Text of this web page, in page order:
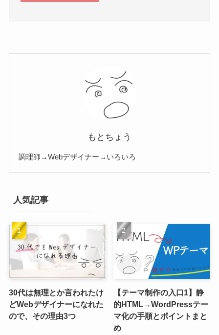
もとちょう
調理師→Webデザイナー→いろいろ
人気記事
30代は無理とか言われたけ
どWebデザイナーになれた
ので、その理由3つ
【テーマ制作の入口1】静
的HTML→WordPressテー
マ化の手順とポイントまと
め